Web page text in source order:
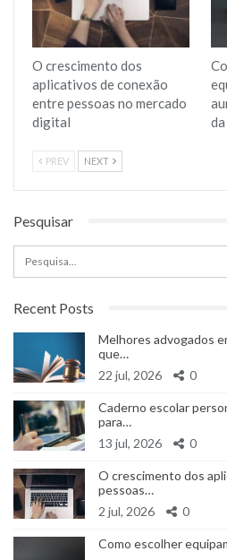
O crescimento dos
aplicativos de conexão
entre pessoas no mercado
digital
PREV NEXT
Pesquisar
Recent Posts
Melhores advogados
que…
22 jul, 2026
0
Caderno escolar
para…
13 jul, 2026
0
O crescimento dos
pessoas…
2 jul, 2026
0
Como escolher